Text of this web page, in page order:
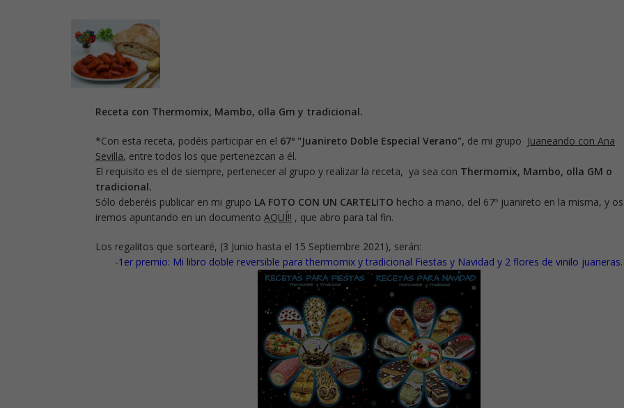
Receta con Thermomix, Mambo, olla Gm y tradicional.
*Con esta receta, podéis participar en el 67º "Juanireto Doble Especial Verano", de mi grupo Juaneando con Ana
Sevilla, entre todos los que pertenezcan a él.
El requisito es el de siempre, pertenecer al grupo y realizar la receta, ya sea con Thermomix, Mambo, olla GM o
tradicional.
Sólo deberéis publicar en mi grupo LA FOTO CON UN CARTELITO hecho a mano, del 67º juanireto en la misma, y os
iremos apuntando en un documento AQUÍ!! , que abro para tal fin.
Los regalitos que sortearé, (3 Junio hasta el 15 Septiembre 2021), serán:
-1er premio: Mi libro doble reversible para thermomix y tradicional Fiestas y Navidad y 2 flores de vinilo juaneras.